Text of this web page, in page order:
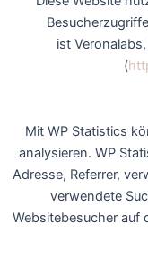
ist
(
Mit WP Statistics
analysieren. WP
Adresse, Referrer,
verwendete
Websitebesucher auf